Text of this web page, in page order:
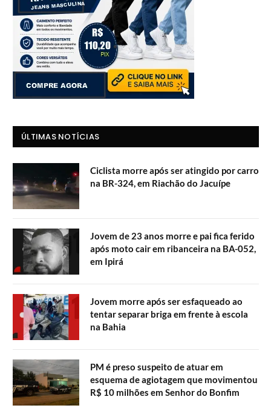
ÚLTIMAS NOTÍCIAS
Ciclista morre após ser atingido por carro
na BR-324, em Riachão do Jacuípe
Jovem de 23 anos morre e pai fica ferido
após moto cair em ribanceira na BA-052,
em Ipirá
Jovem morre após ser esfaqueado ao
tentar separar briga em frente à escola
na Bahia
PM é preso suspeito de atuar em
esquema de agiotagem que movimentou
R$ 10 milhões em Senhor do Bonfim